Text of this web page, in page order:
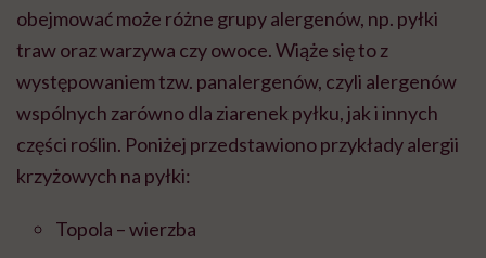
obejmować może różne grupy alergenów, np. pyłki
traw oraz warzywa czy owoce. Wiąże się to z
występowaniem tzw. panalergenów, czyli alergenów
wspólnych zarówno dla ziarenek pyłku, jak i innych
części roślin. Poniżej przedstawiono przykłady alergii
krzyżowych na pyłki:
Topola – wierzba